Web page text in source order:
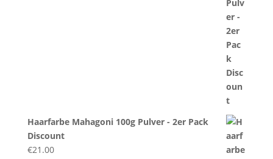
Haarfarbe Mahagoni 100g Pulver - 2er Pack
Discount
€21.00